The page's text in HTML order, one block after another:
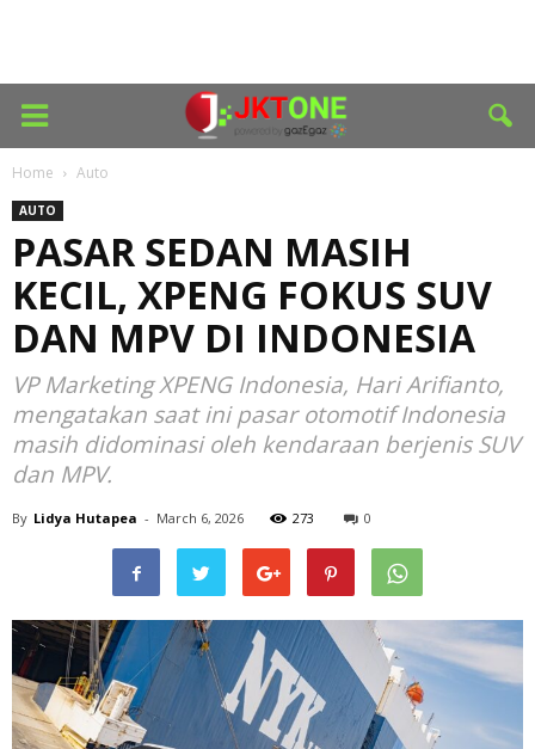
Home Auto
AUTO
PASAR SEDAN MASIH
KECIL, XPENG FOKUS SUV
DAN MPV DI INDONESIA
VP Marketing XPENG Indonesia, Hari Arifianto,
mengatakan saat ini pasar otomotif Indonesia
masih didominasi oleh kendaraan berjenis SUV
dan MPV.
By Lidya Hutapea - March 6, 2026 273 0